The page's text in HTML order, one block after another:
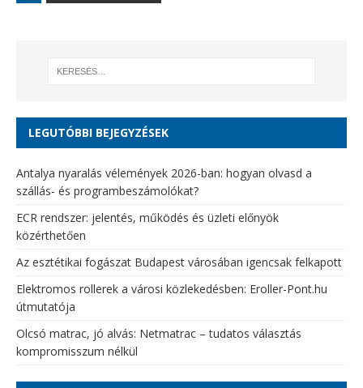
LEGUTÓBBI BEJEGYZÉSEK
Antalya nyaralás vélemények 2026-ban: hogyan olvasd a
szállás- és programbeszámolókat?
ECR rendszer: jelentés, működés és üzleti előnyök
közérthetően
Az esztétikai fogászat Budapest városában igencsak felkapott
Elektromos rollerek a városi közlekedésben: Eroller-Pont.hu
útmutatója
Olcsó matrac, jó alvás: Netmatrac – tudatos választás
kompromisszum nélkül